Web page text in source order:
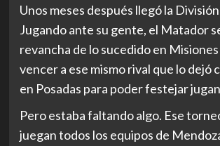
Unos meses después llegó la
Jugando ante su gente, el Matador
revancha de lo sucedido en
vencer a ese mismo rival que lo dejó
en Posadas para poder festejar
Pero estaba faltando algo. Ese
juegan todos los equipos de